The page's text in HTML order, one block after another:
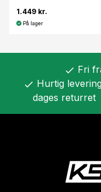
1.449 kr.
På lager
check Fri
check Hurtig
dages returret